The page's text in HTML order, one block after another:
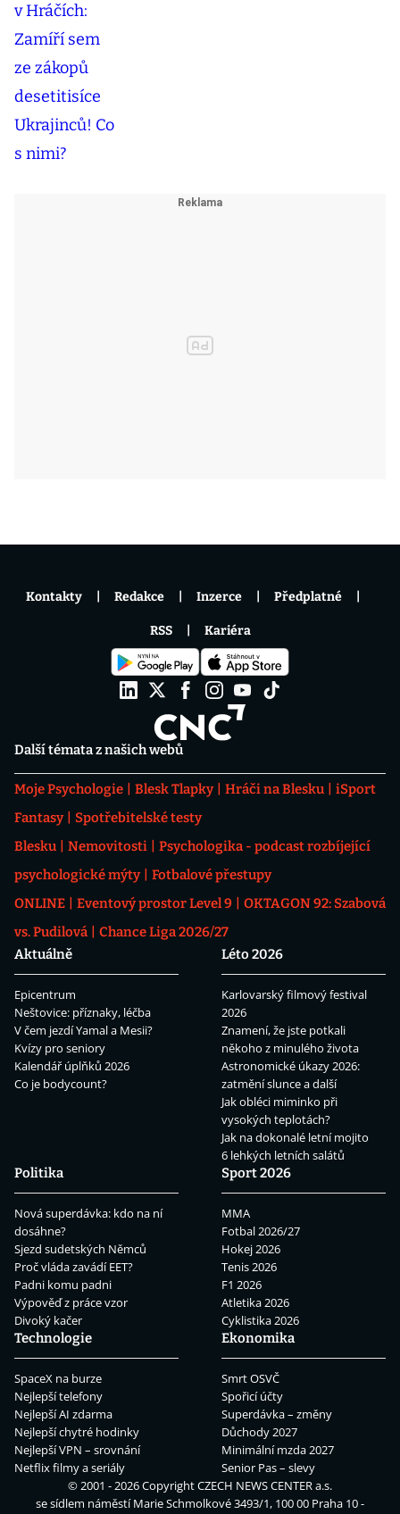
Další témata z našich webů
Moje Psychologie Blesk Tlapky Hráči na Blesku
iSport
Fantasy
Spotřebitelské testy
Blesku
Nemovitosti
Psychologika - podcast rozbíjející
psychologické mýty
Fotbalové přestupy
ONLINE
Eventový prostor Level 9
OKTAGON 92: Szabová
vs. Pudilová
Chance Liga 2026/27
Aktuálně
Epicentrum
Neštovice: příznaky, léčba
V čem jezdí Yamal a Mesii?
Kvízy pro seniory
Kalendář úplňků 2026
Co je bodycount?
Léto 2026
Karlovarský filmový festival
2026
Znamení, že jste potkali
někoho z minulého života
Astronomické úkazy 2026:
zatmění slunce a další
Jak obléci miminko při
vysokých teplotách?
Jak na dokonalé letní mojito
6 lehkých letních salátů
Politika
Nová superdávka: kdo na ní
dosáhne?
Sjezd sudetských Němců
Proč vláda zavádí EET?
Padni komu padni
Výpověď z práce vzor
Divoký kačer
Sport 2026
MMA
Fotbal 2026/27
Hokej 2026
Tenis 2026
F1 2026
Atletika 2026
Cyklistika 2026
Technologie
SpaceX na burze
Nejlepší telefony
Nejlepší AI zdarma
Nejlepší chytré hodinky
Nejlepší VPN – srovnání
Netflix filmy a seriály
Ekonomika
Smrt OSVČ
Spořicí účty
Superdávka – změny
Důchody 2027
Minimální mzda 2027
Senior Pas – slevy
Kontakty Redakce Inzerce Předplatné
RSS Kariéra
© 2001 - 2026 CopyrightCZECH NEWS CENTER a.s.
se sídlem náměstí Marie Schmolkové 3493/1, 100 00 Praha 10 -